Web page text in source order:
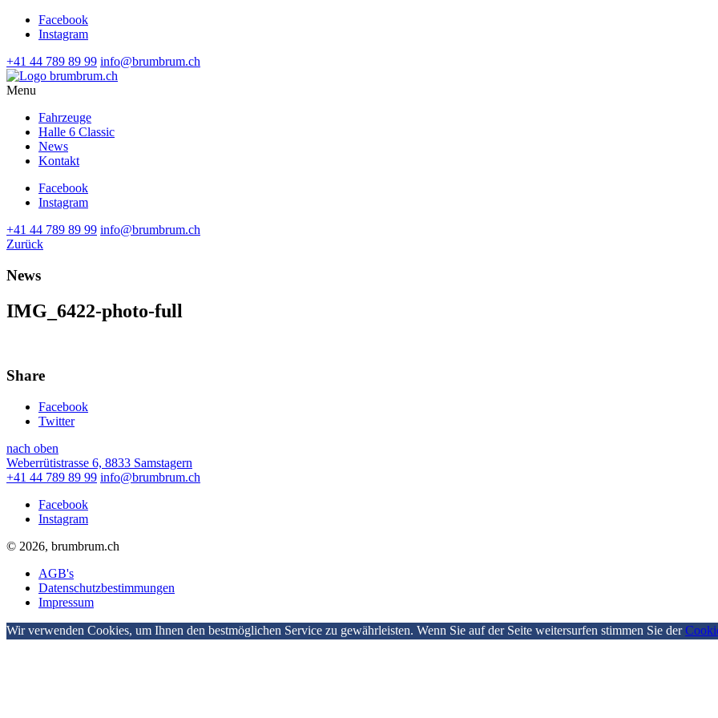
Facebook
Instagram
+41 44 789 89 99 info@brumbrum.ch
Menu
Fahrzeuge
Halle 6 Classic
News
Kontakt
Facebook
Instagram
+41 44 789 89 99 info@brumbrum.ch
Zurück
News
IMG_6422-photo-full
Share
Facebook
Twitter
nach oben
Weberrütistrasse 6, 8833 Samstagern
+41 44 789 89 99 info@brumbrum.ch
Facebook
Instagram
© 2026, brumbrum.ch
AGB's
Datenschutzbestimmungen
Impressum
Wir verwenden Cookies, um Ihnen den bestmöglichen Service zu gewährleisten. Wenn Sie auf der Seite weitersurfen stimmen Sie der